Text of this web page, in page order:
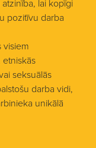
lai kopīgi
pozitīvu darba
visiem
seksuālās
darba vidi,
unikālā